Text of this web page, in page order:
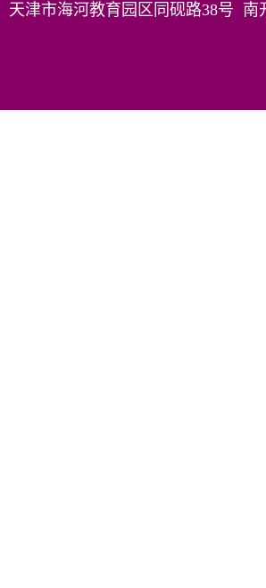
天津市海河教育园区同砚路38号